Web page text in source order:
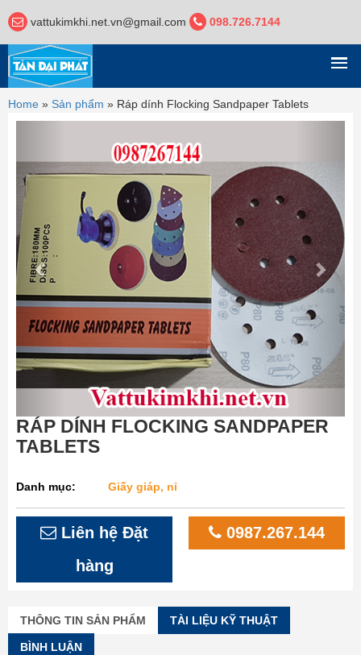
vattukimkhi.net.vn@gmail.com 098.726.7144
DANH MỤC
Home » Sản phẩm » Ráp dính Flocking Sandpaper Tablets
RÁP DÍNH FLOCKING SANDPAPER
TABLETS
Danh mục: Giấy giáp, nỉ
Liên hệ Đặt
hàng
0987.267.144
THÔNG TIN SẢN PHẨM TÀI LIỆU KỸ THUẬT
BÌNH LUẬN